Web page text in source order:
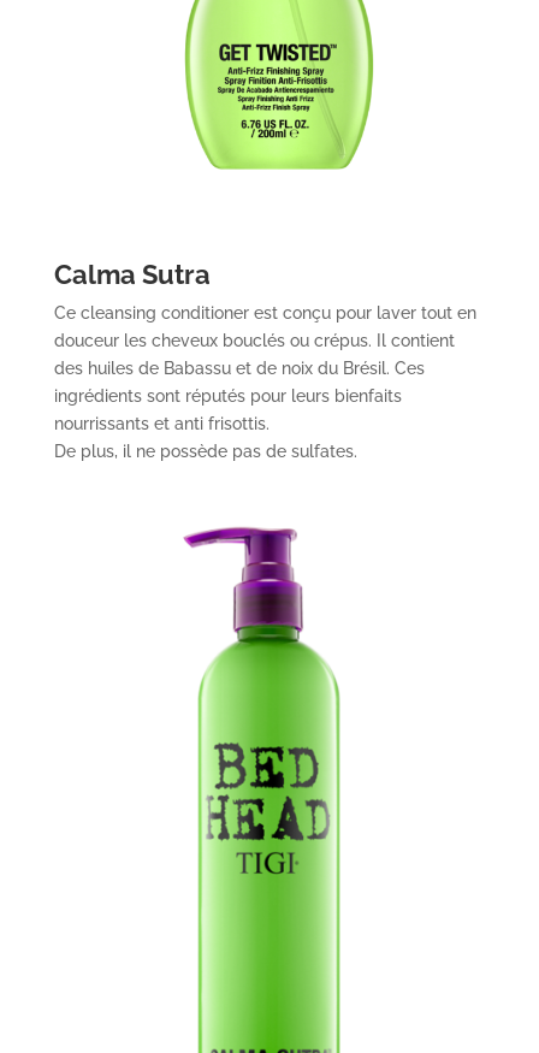
Calma Sutra
Ce cleansing conditioner est conçu pour laver tout en
douceur les cheveux bouclés ou crépus. Il contient
des huiles de Babassu et de noix du Brésil. Ces
ingrédients sont réputés pour leurs bienfaits
nourrissants et anti frisottis.
De plus, il ne possède pas de sulfates.